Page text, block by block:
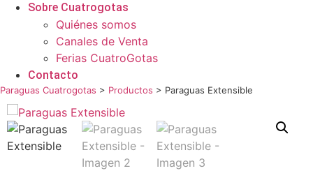
Sobre Cuatrogotas
Quiénes somos
Canales de Venta
Ferias CuatroGotas
Contacto
Paraguas Cuatrogotas > Productos > Paraguas Extensible